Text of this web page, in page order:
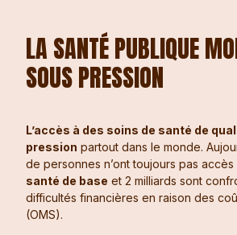
LA SANTÉ PUBLIQUE
SOUS PRESSION
L’accès à des soins de santé de
pression partout dans le monde.
de personnes n’ont toujours pas accès
santé de base et 2 milliards sont
difficultés financières en raison des
(OMS).